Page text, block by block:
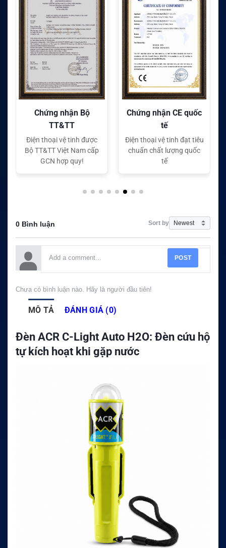
Chứng nhận CE quốc
tế
Điện thoại vệ tinh đạt tiêu
chuẩn chất lượng quốc
tế
Chứng nhận FC quốc
tế
Điện thoại vệ tinh đạt tiêu
chuẩn chất lượng quốc
0 Bình luận Sort by
POST
Chưa có bình luận nào. Hãy là người đầu tiên!
MÔ TẢ ĐÁNH GIÁ (0)
Đèn ACR C-Light Auto H2O: Đèn cứu hộ
tự kích hoạt khi gặp nước